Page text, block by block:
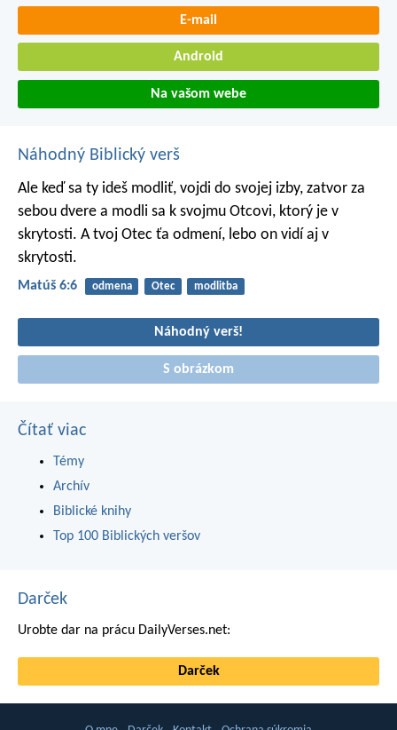
E-mail
Android
Na vašom webe
Náhodný Biblický verš
Ale keď sa ty ideš modliť, vojdi do svojej izby, zatvor za
sebou dvere a modli sa k svojmu Otcovi, ktorý je v
skrytosti. A tvoj Otec ťa odmení, lebo on vidí aj v
skrytosti.
Matúš 6:6 odmena Otec modlitba
Náhodný verš!
S obrázkom
Čítať viac
Témy
Archív
Biblické knihy
Top 100 Biblických veršov
Darček
Urobte dar na prácu DailyVerses.net:
Darček